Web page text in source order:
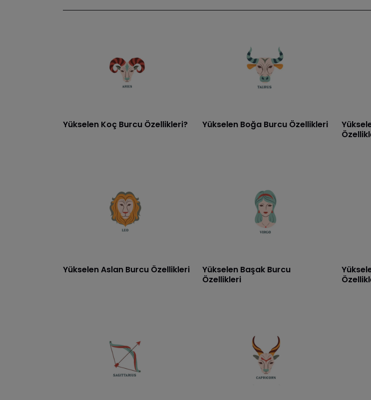
Yükselen Koç Burcu Özellikleri? Yükselen Boğa Burcu Özellikleri
Yükselen Aslan Burcu Özellikleri
Yükselen Başak Burcu
Özellikleri